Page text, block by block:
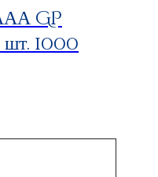
GP
1000